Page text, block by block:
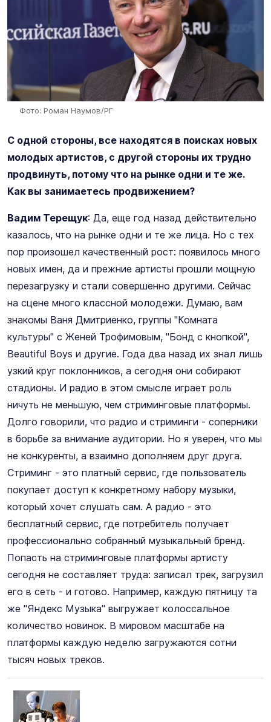
Фото: Роман Наумов/РГ
С одной стороны, все находятся в поисках новых
молодых артистов, с другой стороны их трудно
продвинуть, потому что на рынке одни и те же.
Как вы занимаетесь продвижением?
Вадим Терещук: Да, еще год назад действительно
казалось, что на рынке одни и те же лица. Но с тех
пор произошел качественный рост: появилось много
новых имен, да и прежние артисты прошли мощную
перезагрузку и стали совершенно другими. Сейчас
на сцене много классной молодежи. Думаю, вам
знакомы Ваня Дмитриенко, группы "Комната
культуры" с Женей Трофимовым, "Бонд с кнопкой",
Beautiful Boys и другие. Года два назад их знал лишь
узкий круг поклонников, а сегодня они собирают
стадионы. И радио в этом смысле играет роль
ничуть не меньшую, чем стриминговые платформы.
Долго говорили, что радио и стриминги - соперники
в борьбе за внимание аудитории. Но я уверен, что мы
не конкуренты, а взаимно дополняем друг друга.
Стриминг - это платный сервис, где пользователь
покупает доступ к конкретному набору музыки,
который хочет слушать сам. А радио - это
бесплатный сервис, где потребитель получает
профессионально собранный музыкальный бренд.
Попасть на стриминговые платформы артисту
сегодня не составляет труда: записал трек, загрузил
его в сеть - и готово. Например, каждую пятницу та
же "Яндекс Музыка" выгружает колоссальное
количество новинок. В мировом масштабе на
платформы каждую неделю загружаются сотни
тысяч новых треков.